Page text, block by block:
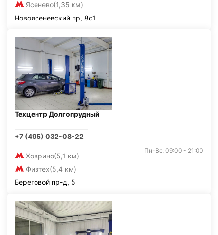
Ясенево(1,35 км)
Новоясеневский пр, 8с1
Техцентр Долгопрудный
+7 (495) 032-08-22
Ховрино(5,1 км)
Физтех(5,4 км)
Пн-Вс: 09:00 - 21:00
Береговой пр-д, 5